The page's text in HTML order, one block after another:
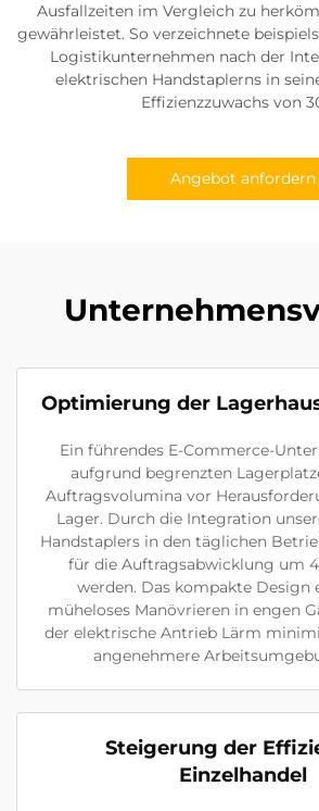
Ausfallzeiten im Vergleich zu
gewährleistet. So verzeichnete
Logistikunternehmen nach der
elektrischen Handstaplerns in
Effizienzzuwachs von
Angebot anfordern
Optimierung der
Ein führendes E-Commerce-
aufgrund begrenzten
Auftragsvolumina vor
Lager. Durch die Integration
Handstaplers in den täglichen
für die Auftragsabwicklung um
werden. Das kompakte
müheloses Manövrieren in engen
der elektrische Antrieb Lärm
angenehmere
Steigerung der
Einzelhandel